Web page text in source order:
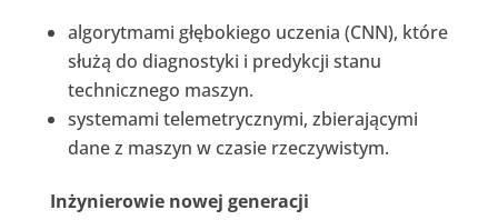
algorytmami głębokiego uczenia (CNN), które
służą do diagnostyki i predykcji stanu
technicznego maszyn.
systemami telemetrycznymi, zbierającymi
dane z maszyn w czasie rzeczywistym.
Inżynierowie nowej generacji